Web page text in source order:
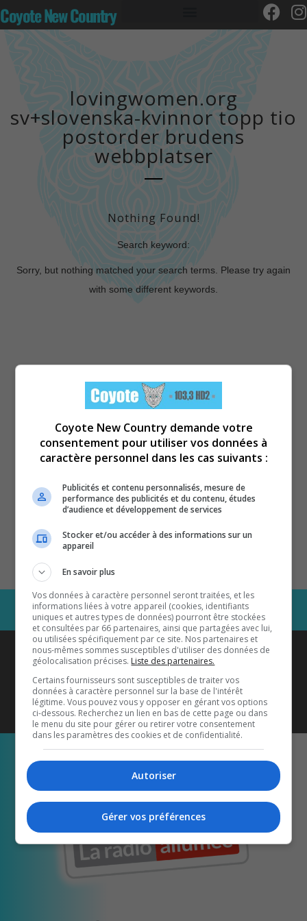
Coyote New Country
lovingwomen.org
sv+slovenska-kvinnor topp tio
postorder brudens
webbplatser
Nothing Found!
Search keyword:
Sorry, but nothing matched your search terms. Please try again
with some different keywords.
Coyote New Countryest diffusé
également sur1033 HD2
Écoutez-nous aussi sur…
Coyote New Country demande votre
consentement pour utiliser vos données à
caractère personnel dans les cas suivants :
Publicités et contenu personnalisés, mesure de
performance des publicités et du contenu, études
d’audience et développement de services
Stocker et/ou accéder à des informations sur un
appareil
En savoir plus
Vos données à caractère personnel seront traitées, et les
informations liées à votre appareil (cookies, identifiants
uniques et autres types de données) pourront être stockées
et consultées par 66 partenaires, ainsi que partagées avec lui,
ou utilisées spécifiquement par ce site. Nos partenaires et
nous-mêmes sommes susceptibles d'utiliser des données de
géolocalisation précises. Liste des partenaires.
Certains fournisseurs sont susceptibles de traiter vos
données à caractère personnel sur la base de l'intérêt
légitime. Vous pouvez vous y opposer en gérant vos options
ci-dessous. Recherchez un lien en bas de cette page ou dans
le menu du site pour gérer ou retirer votre consentement
dans les paramètres des cookies et de confidentialité.
Autoriser
Gérer vos préférences